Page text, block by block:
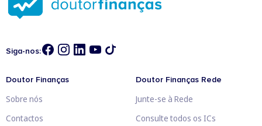
Siga-nos:
Doutor Finanças
Sobre nós
Contactos
Doutor Finanças Rede
Junte-se à Rede
Consulte todos os ICs